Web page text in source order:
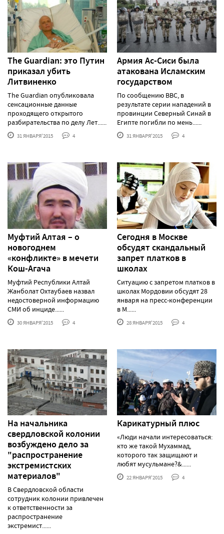
The Guardian: это Путин
приказал убить
Литвиненко
The Guardian опубликовала
сенсационные данные
проходящего открытого
разбирательства по делу Лет......
31 ЯНВАРЯ'2015 4
Армия Ас-Сиси была
атакована Исламским
государством
По сообщению BBC, в
результате серии нападений в
провинции Северный Синай в
Египте погибли по мень......
31 ЯНВАРЯ'2015 4
Муфтий Алтая – о
новогоднем
«конфликте» в мечети
Кош-Агача
Муфтий Республики Алтай
Жанболат Охтаубаев назвал
недостоверной информацию
СМИ об инциде......
30 ЯНВАРЯ'2015 4
Сегодня в Москве
обсудят скандальный
запрет платков в
школах
Ситуацию с запретом платков в
школах Мордовии обсудят 28
января на пресс-конференции
в М......
28 ЯНВАРЯ'2015 4
На начальника
свердловской колонии
возбуждено дело за
"распространение
экстремистских
материалов"
В Свердловской области
сотрудник колонии привлечен
к ответственности за
распространение
экстремист......
Карикатурный плюс
«Люди начали интересоваться:
кто же такой Мухаммад,
которого так защищают и
любят мусульмане?&......
22 ЯНВАРЯ'2015 4